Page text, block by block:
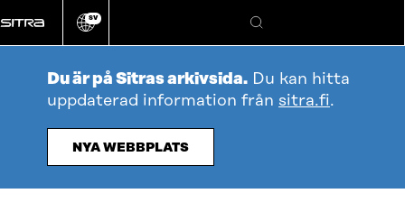
direkt
till
Ändra
språk
SV
Sök
Du är på Sitras arkivsida. Du kan hitta
uppdaterad information från sitra.fi.
NYA WEBBPLATS